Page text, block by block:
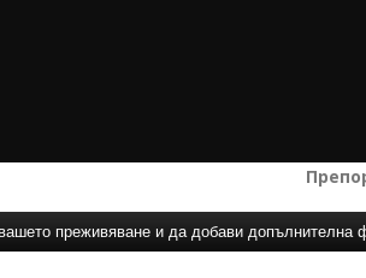
преживяване и да добави допълнителна